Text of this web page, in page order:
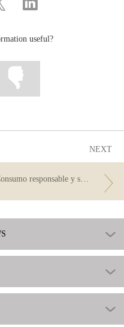
on
useful?
NEXT
Consumo responsable y seguro también en Black Friday